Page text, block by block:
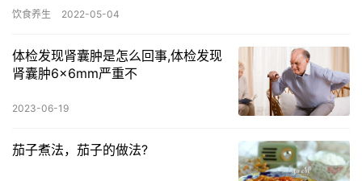
俗，说的是在立秋这天要“啃西瓜”，据说啃秋不会长秋痱子。…
饮食养生 2022-05-04
体检发现肾囊肿是怎么回事,体检发现
肾囊肿6x6mm严重不
2023-06-19
茄子煮法，茄子的做法?